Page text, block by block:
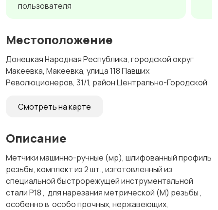
пользователя
Местоположение
Донецкая Народная Республика, городской округ
Макеевка, Макеевка, улица 118 Павших
Революционеров, 31/1, район Центрально-Городской
Смотреть на карте
Описание
Метчики машинно-ручные (мр), шлифованный профиль
резьбы, комплект из 2 шт., изготовленный из
специальной быстрорежущей инструментальной
стали Р18 , для нарезания метрической (М) резьбы ,
особенно в особо прочных, нержавеющих,